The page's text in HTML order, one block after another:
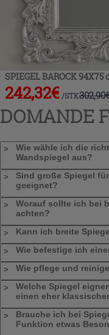
SPIEGEL BAROCK 94X75
242,32€ /STK302,90
DOMANDE
Wie wähle ich die
Wandspiegel aus?
Sind große Spiegel
geeignet?
Worauf sollte ich bei
achten?
Kann ich breite
Wie befestige ich
Wie pflege und
Welche Spiegel
einen eher
Brauche ich bei
Funktion etwas